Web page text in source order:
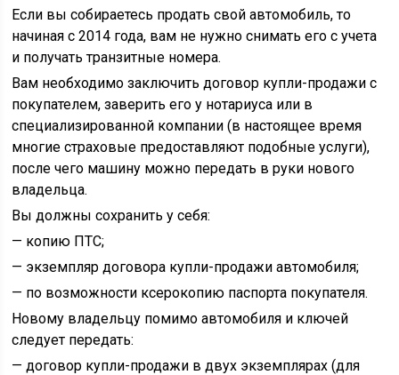
Если вы собираетесь продать свой автомобиль, то
начиная с 2014 года, вам не нужно снимать его с учета
и получать транзитные номера.
Вам необходимо заключить договор купли-продажи с
покупателем, заверить его у нотариуса или в
специализированной компании (в настоящее время
многие страховые предоставляют подобные услуги),
после чего машину можно передать в руки нового
владельца.
Вы должны сохранить у себя:
— копию ПТС;
— экземпляр договора купли-продажи автомобиля;
— по возможности ксерокопию паспорта покупателя.
Новому владельцу помимо автомобиля и ключей
следует передать:
— договор купли-продажи в двух экземплярах (для